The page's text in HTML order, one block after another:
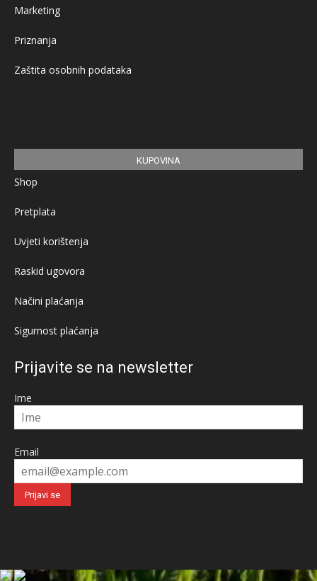
Marketing
Priznanja
Zaštita osobnih podataka
KUPOVINA
Shop
Pretplata
Uvjeti korištenja
Raskid ugovora
Načini plaćanja
Sigurnost plaćanja
Prijavite se na newsletter
Ime
Email